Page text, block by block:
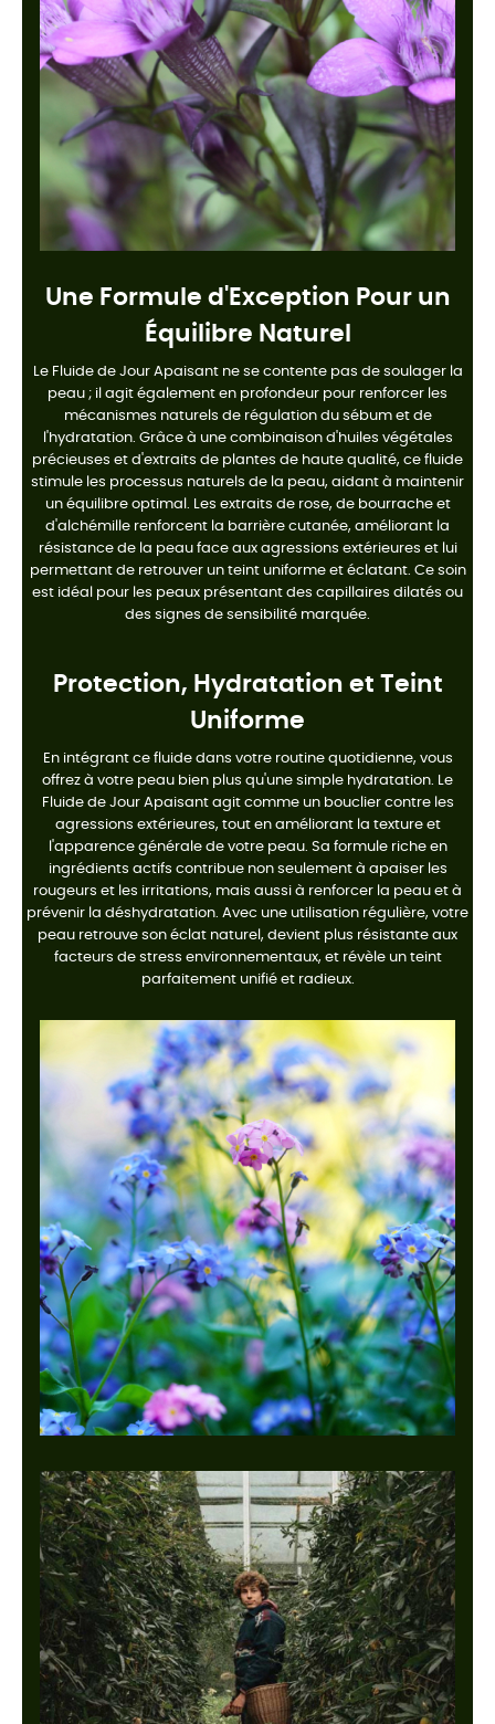
Une Formule d'Exception Pour un
Équilibre Naturel
Le Fluide de Jour Apaisant ne se contente pas de soulager la
peau ; il agit également en profondeur pour renforcer les
mécanismes naturels de régulation du sébum et de
l'hydratation. Grâce à une combinaison d'huiles végétales
précieuses et d'extraits de plantes de haute qualité, ce fluide
stimule les processus naturels de la peau, aidant à maintenir
un équilibre optimal. Les extraits de rose, de bourrache et
d'alchémille renforcent la barrière cutanée, améliorant la
résistance de la peau face aux agressions extérieures et lui
permettant de retrouver un teint uniforme et éclatant. Ce soin
est idéal pour les peaux présentant des capillaires dilatés ou
des signes de sensibilité marquée.
Protection, Hydratation et Teint
Uniforme
En intégrant ce fluide dans votre routine quotidienne, vous
offrez à votre peau bien plus qu'une simple hydratation. Le
Fluide de Jour Apaisant agit comme un bouclier contre les
agressions extérieures, tout en améliorant la texture et
l'apparence générale de votre peau. Sa formule riche en
ingrédients actifs contribue non seulement à apaiser les
rougeurs et les irritations, mais aussi à renforcer la peau et à
prévenir la déshydratation. Avec une utilisation régulière, votre
peau retrouve son éclat naturel, devient plus résistante aux
facteurs de stress environnementaux, et révèle un teint
parfaitement unifié et radieux.